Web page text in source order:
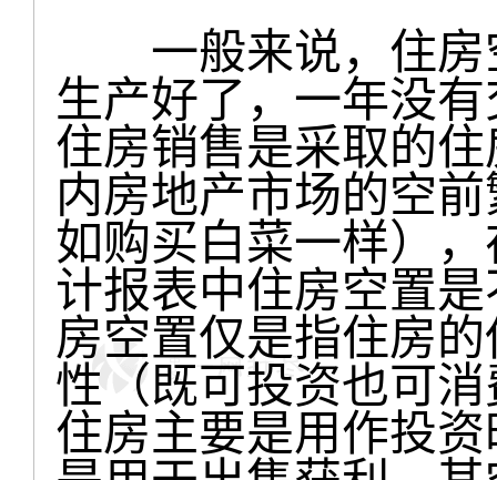
一般来说，住房
生产好了，一年没
住房销售是采取的
内房地产市场的空
如购买白菜一样）
计报表中住房空置
房空置仅是指住房
性（既可投资也可
住房主要是用作投